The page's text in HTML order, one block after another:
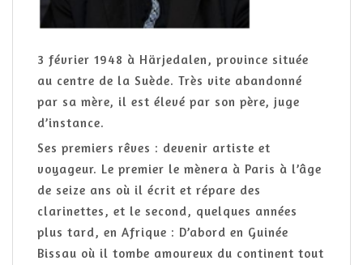
3 février 1948 à Härjedalen, province située
au centre de la Suède. Très vite abandonné
par sa mère, il est élevé par son père, juge
d’instance.
Ses premiers rêves : devenir artiste et
voyageur. Le premier le mènera à Paris à l’âge
de seize ans où il écrit et répare des
clarinettes, et le second, quelques années
plus tard, en Afrique : D’abord en Guinée
Bissau où il tombe amoureux du continent tout